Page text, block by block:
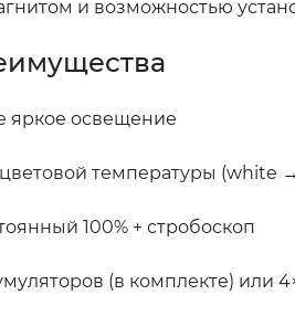
и возможностью
яркое освещение
температуры (white
100% + стробоскоп
(в комплекте) или